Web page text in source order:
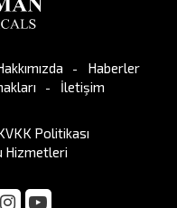
Haberler
İletişim
Politikası
Hizmetleri